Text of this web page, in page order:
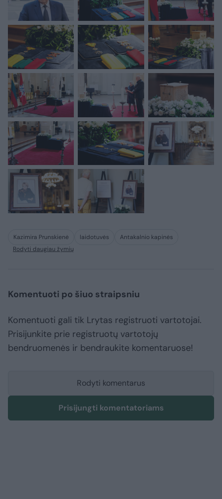
Kazimira Prunskienė laidotuvės
Antakalnio kapinės
Rodyti daugiau žymių
Komentuoti po šiuo straipsniu
Komentuoti gali tik Lrytas registruoti vartotojai.
Prisijunkite prie registruotų vartotojų
bendruomenės ir bendraukite komentaruose!
Rodyti komentarus
Prisijungti komentatoriams